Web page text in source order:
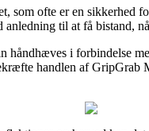
ofte er en sikkerhed
til at få bistand,
i forbindelse
handlen af